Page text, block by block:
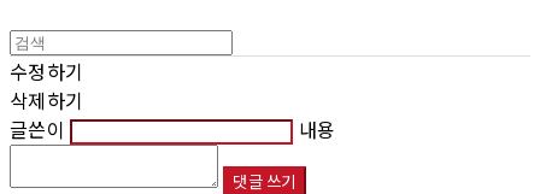
수정하기
삭제하기
글쓴이
내용
댓글 쓰기